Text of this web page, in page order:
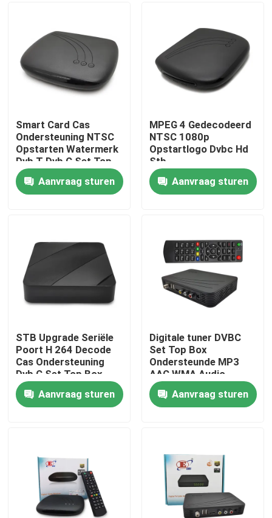
Thuis
VR-show
Over ons
Kwaliteitscontrole
Contacteer ons
Televisie Hoogste Doos
De Vastgestelde Hoogste Doos van DVBC
Smart Card Cas
Ondersteuning NTSC
Opstarten Watermerk
Dvb T Dvb C Set Top
Box
Aanvraag sturen
MPEG 4 Gedecodeerd
NTSC 1080p
Opstartlogo Dvbc Hd
Stb
Aanvraag sturen
STB Upgrade Seriële
Poort H 264 Decode
Cas Ondersteuning
Dvb C Set Top Box
Aanvraag sturen
Digitale tuner DVBC
Set Top Box
Ondersteunde MP3
AAC WMA Audio
formaten
Aanvraag sturen